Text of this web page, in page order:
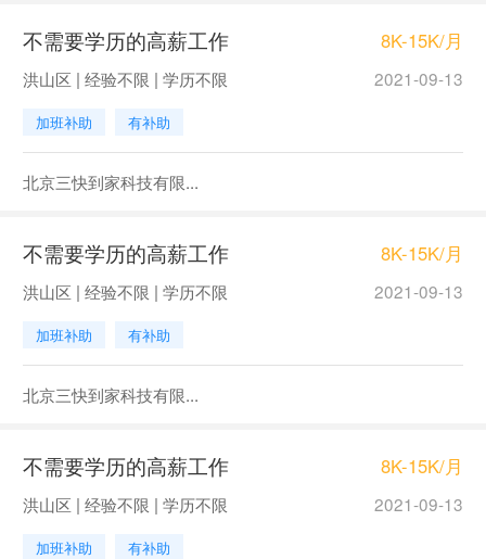
不需要学历的高薪工作 8K-15K/月
洪山区 | 经验不限 | 学历不限 2021-09-13
加班补助 有补助
北京三快到家科技有限...
不需要学历的高薪工作 8K-15K/月
洪山区 | 经验不限 | 学历不限 2021-09-13
加班补助 有补助
北京三快到家科技有限...
不需要学历的高薪工作 8K-15K/月
洪山区 | 经验不限 | 学历不限 2021-09-13
加班补助 有补助